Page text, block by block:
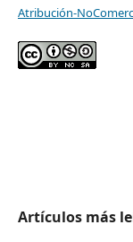
Atribución-
Artículos más